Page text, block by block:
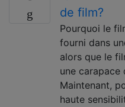
de film?
Pourquoi le
fourni dans
alors que le
une carapace
Maintenant,
haute